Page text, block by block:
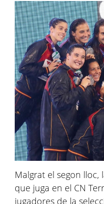
Malgrat el segon lloc,
que juga en el CN
jugadores de la